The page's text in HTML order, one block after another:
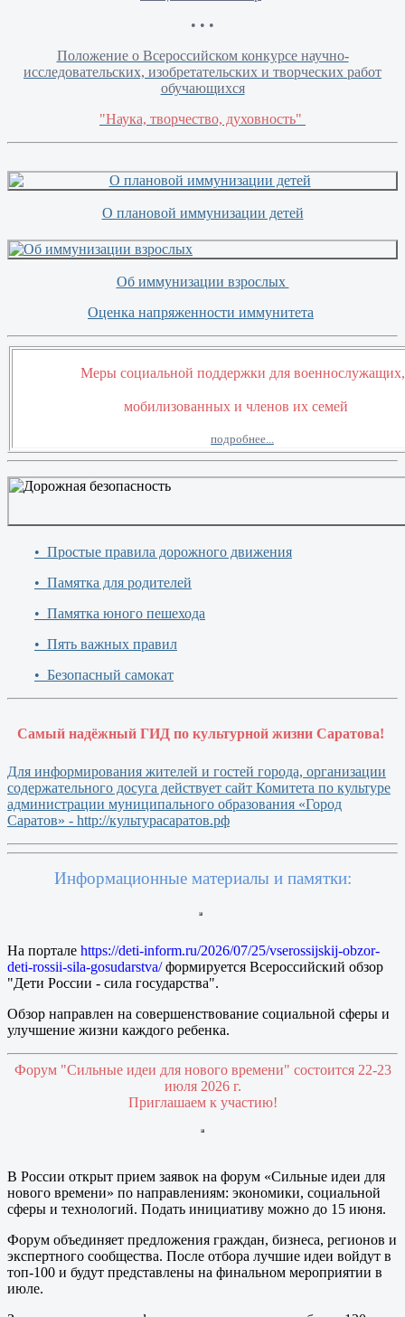
• • •
Положение о Всероссийском конкурсе научно-
исследовательских, изобретательских и творческих работ
обучающихся
"Наука, творчество, духовность"
О плановой иммунизации детей
Об иммунизации взрослых
Оценка напряженности иммунитета
Меры социальной поддержки для
мобилизованных и членов их семей
подробнее...
• Простые правила дорожного движения
• Памятка для родителей
• Памятка юного пешехода
• Пять важных правил
• Безопасный самокат
Самый надёжный ГИД по культурной жизни Саратова!
Для информирования жителей и гостей города, организации
содержательного досуга действует сайт Комитета по культуре
администрации муниципального образования «Город
Саратов» - http://культурасаратов.рф
Информационные материалы и памятки:
На портале https://deti-inform.ru/2026/07/25/vserossijskij-obzor-
deti-rossii-sila-gosudarstva/формируется Всероссийский обзор
"Дети России - сила государства".
Обзор направлен на совершенствование социальной сферы и
улучшение жизни каждого ребенка.
Форум "Сильные идеи для нового времени" состоится 22-23
июля 2026 г.
Приглашаем к участию!
В России открыт прием заявок на форум «Сильные идеи для
нового времени» по направлениям: экономики, социальной
сферы и технологий. Подать инициативу можно до 15 июня.
Форум объединяет предложения граждан, бизнеса, регионов и
экспертного сообщества. После отбора лучшие идеи войдут в
топ-100 и будут представлены на финальном мероприятии в
июле.